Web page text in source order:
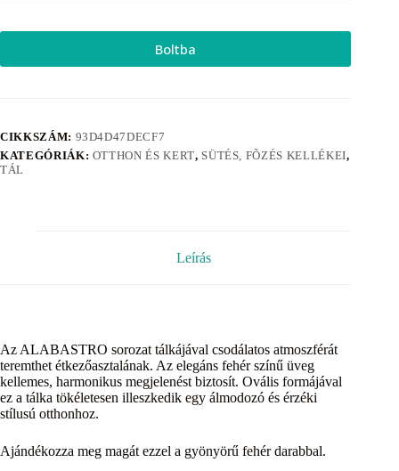
Boltba
CIKKSZÁM: 93D4D47DECF7
KATEGÓRIÁK: OTTHON ÉS KERT, SÜTÉS, FÕZÉS KELLÉKEI,
TÁL
Leírás
Az ALABASTRO sorozat tálkájával csodálatos atmoszférát
teremthet étkezőasztalának. Az elegáns fehér színű üveg
kellemes, harmonikus megjelenést biztosít. Ovális formájával
ez a tálka tökéletesen illeszkedik egy álmodozó és érzéki
stílusú otthonhoz.
Ajándékozza meg magát ezzel a gyönyörű fehér darabbal.